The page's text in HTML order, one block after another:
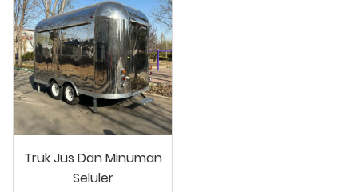
Truk Jus Dan Minuman
Seluler